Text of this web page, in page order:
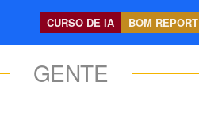
CURSO DE IA BOM REPORT
GENTE